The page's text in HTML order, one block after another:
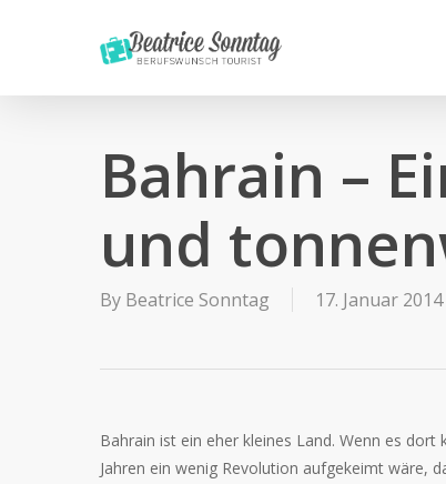
content
Bahrain –
und
By Beatrice Sonntag 17. Januar 2014
Bahrain ist ein eher kleines Land. Wenn es
Jahren ein wenig Revolution aufgekeimt wäre,